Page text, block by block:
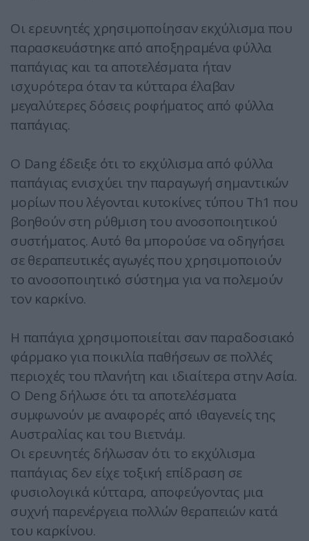
Οι ερευνητές χρησιμοποίησαν εκχύλισμα που
παρασκευάστηκε από αποξηραμένα φύλλα
παπάγιας και τα αποτελέσματα ήταν
ισχυρότερα όταν τα κύτταρα έλαβαν
μεγαλύτερες δόσεις ροφήματος από φύλλα
παπάγιας.
Ο Dang έδειξε ότι το εκχύλισμα από φύλλα
παπάγιας ενισχύει την παραγωγή σημαντικών
μορίων που λέγονται κυτοκίνες τύπου Th1 που
βοηθούν στη ρύθμιση του ανοσοποιητικού
συστήματος. Αυτό θα μπορούσε να οδηγήσει
σε θεραπευτικές αγωγές που χρησιμοποιούν
το ανοσοποιητικό σύστημα για να πολεμούν
τον καρκίνο.
Η παπάγια χρησιμοποιείται σαν παραδοσιακό
φάρμακο για ποικιλία παθήσεων σε πολλές
περιοχές του πλανήτη και ιδιαίτερα στην Ασία.
Ο Deng δήλωσε ότι τα αποτελέσματα
συμφωνούν με αναφορές από ιθαγενείς της
Αυστραλίας και του Βιετνάμ.
Οι ερευνητές δήλωσαν ότι το εκχύλισμα
παπάγιας δεν είχε τοξική επίδραση σε
φυσιολογικά κύτταρα, αποφεύγοντας μια
συχνή παρενέργεια πολλών θεραπειών κατά
του καρκίνου.